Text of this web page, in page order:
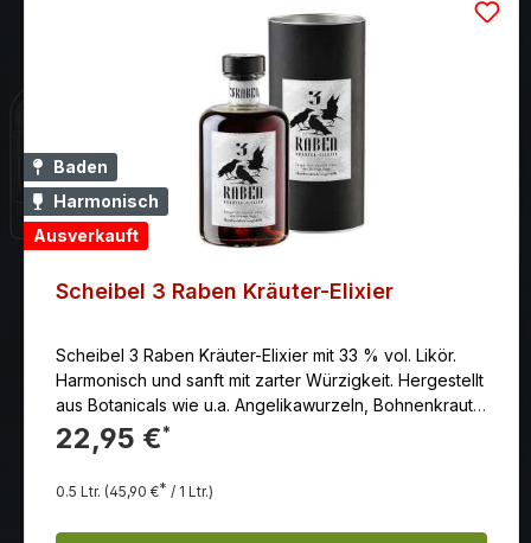
Baden
Harmonisch
Ausverkauft
Scheibel 3 Raben Kräuter-Elixier
Scheibel 3 Raben Kräuter-Elixier mit 33 % vol. Likör.
Harmonisch und sanft mit zarter Würzigkeit. Hergestellt
aus Botanicals wie u.a. Angelikawurzeln, Bohnenkraut,
Nelken und Pfefferminze. Abgerundet mit einem
Schuss Preiselbeer.
22,95 €*
0.5 Ltr. (45,90 €* / 1 Ltr.)